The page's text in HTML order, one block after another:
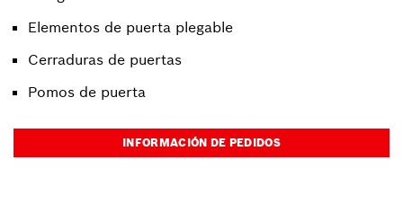
Elementos de puerta plegable
Cerraduras de puertas
Pomos de puerta
INFORMACIÓN DE PEDIDOS